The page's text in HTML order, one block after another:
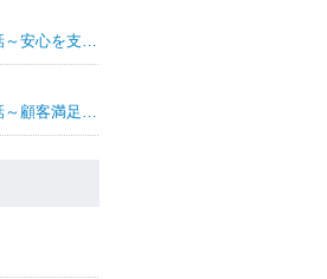
宮﨑鉄筋のよもやま話～安心を支える～
宮﨑鉄筋のよもやま話～顧客満足度を高める鉄筋工事会社の対応力とは？現場で信頼される会社の共通点～